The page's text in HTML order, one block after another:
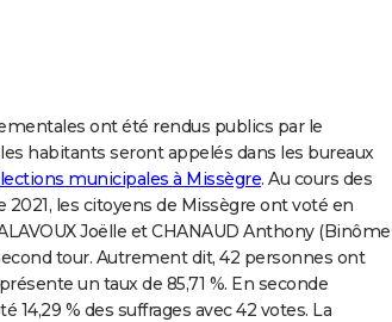
ont été rendus publics par le
habitants seront appelés dans les bureaux
municipales à Missègre. Au cours des
les citoyens de Missègre ont voté en
Joëlle et CHANAUD Anthony (Binôme
tour. Autrement dit, 42 personnes ont
un taux de 85,71 %. En seconde
% des suffrages avec 42 votes. La